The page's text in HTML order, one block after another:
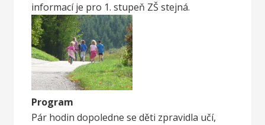
informací je pro 1. stupeň ZŠ stejná.
Program
Pár hodin dopoledne se děti zpravidla učí,